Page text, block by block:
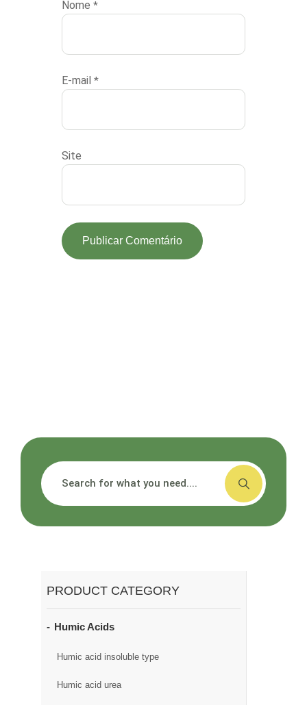
Nome *
E-mail *
Site
PRODUCT CATEGORY
Humic Acids
Humic acid insoluble type
Humic acid urea